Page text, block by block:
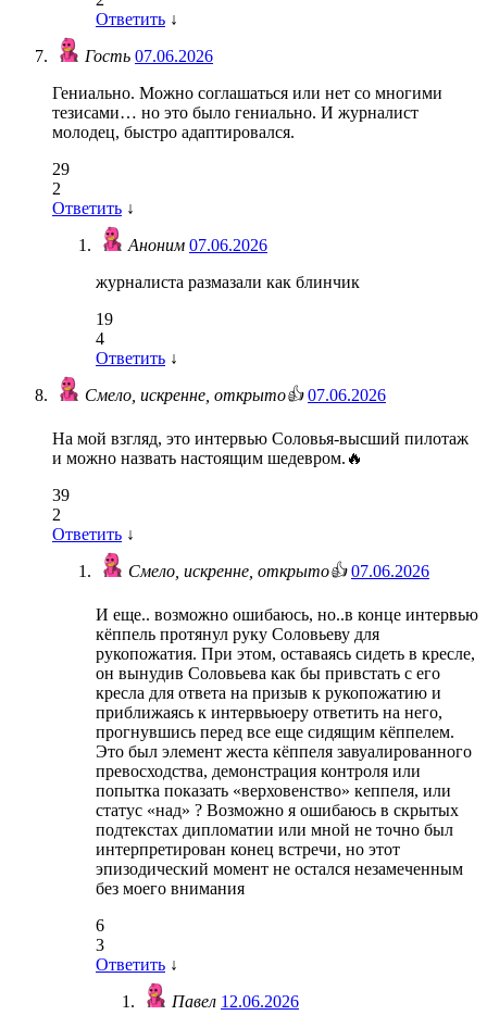
Ответить ↓
Гость 07.06.2026
Гениально. Можно соглашаться или нет со многими
тезисами… но это было гениально. И журналист
молодец, быстро адаптировался.
29
2
Ответить ↓
Аноним 07.06.2026
журналиста размазали как блинчик
19
4
Ответить ↓
Смело, искренне, открыто👍07.06.2026
На мой взгляд, это интервью Соловья-высший пилотаж
и можно назвать настоящим шедевром.🔥
39
2
Ответить ↓
Смело, искренне, открыто👍07.06.2026
И еще.. возможно ошибаюсь, но..в конце интервью
кёппель протянул руку Соловьеву для
рукопожатия. При этом, оставаясь сидеть в кресле,
он вынудив Соловьева как бы привстать с его
кресла для ответа на призыв к рукопожатию и
приближаясь к интервьюеру ответить на него,
прогнувшись перед все еще сидящим кёппелем.
Это был элемент жеста кёппеля завуалированного
превосходства, демонстрация контроля или
попытка показать «верховенство» кеппеля, или
статус «над» ? Возможно я ошибаюсь в скрытых
подтекстах дипломатии или мной не точно был
интерпретирован конец встречи, но этот
эпизодический момент не остался незамеченным
без моего внимания
6
3
Ответить ↓
Павел 12.06.2026